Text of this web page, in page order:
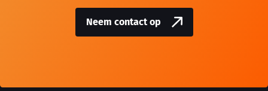
Neem contact op